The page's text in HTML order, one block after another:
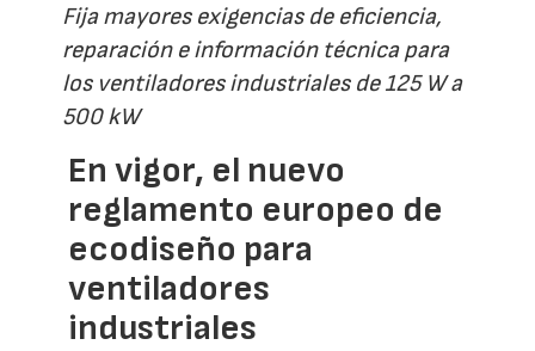
Fija mayores exigencias de eficiencia,
reparación e información técnica para
los ventiladores industriales de 125 W a
500 kW
En vigor, el nuevo
reglamento europeo de
ecodiseño para
ventiladores
industriales